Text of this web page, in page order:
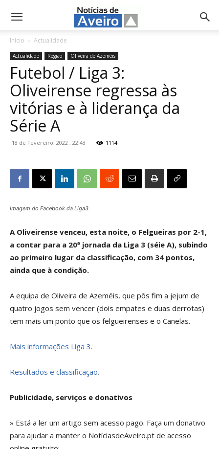
NotíciasdeAveiro.pt
Início Actualidade
Actualidade Região Oliveira de Azeméis
Futebol / Liga 3:
Oliveirense regressa às
vitórias e à liderança da
Série A
18 de Fevereiro, 2022 , 22:43 1114
Imagem do Facebook da Liga3.
A Oliveirense venceu, esta noite, o Felgueiras por 2-1,
a contar para a 20ª jornada da Liga 3 (séie A), subindo
ao primeiro lugar da classificação, com 34 pontos,
ainda que à condição.
A equipa de Oliveira de Azeméis, que pôs fim a jejum de
quatro jogos sem vencer (dois empates e duas derrotas)
tem mais um ponto que os felgueirenses e o Canelas.
Mais informações Liga 3.
Resultados e classificação.
Publicidade, serviços e donativos
» Está a ler um artigo sem acesso pago. Faça um donativo
para ajudar a manter o NotíciasdeAveiro.pt de acesso